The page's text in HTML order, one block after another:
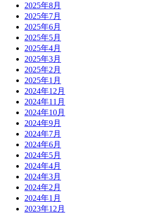
2025年8月
2025年7月
2025年6月
2025年5月
2025年4月
2025年3月
2025年2月
2025年1月
2024年12月
2024年11月
2024年10月
2024年9月
2024年7月
2024年6月
2024年5月
2024年4月
2024年3月
2024年2月
2024年1月
2023年12月